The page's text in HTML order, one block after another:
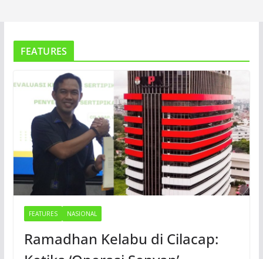
FEATURES
FEATURES NASIONAL
Ramadhan Kelabu di Cilacap: